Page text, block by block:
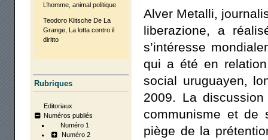
L’homme, ani­mal poli­tique
Teo­do­ro Klitsche De La
Grange, La lot­ta contro il
dirit­to
Rubriques
Editoriaux
Numéros publiés
Numéro 1
Numéro 2
Alver Metal­li,
libe­ra­zione, a
s’intéresse
qui a été en
social uru­guayen,
2009. La
com­mu­nisme et de
piège de la